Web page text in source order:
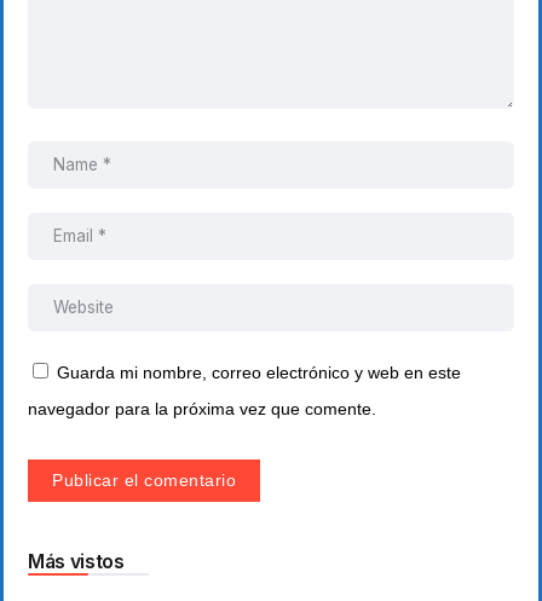
Guarda mi nombre, correo electrónico y web en este
navegador para la próxima vez que comente.
Más vistos